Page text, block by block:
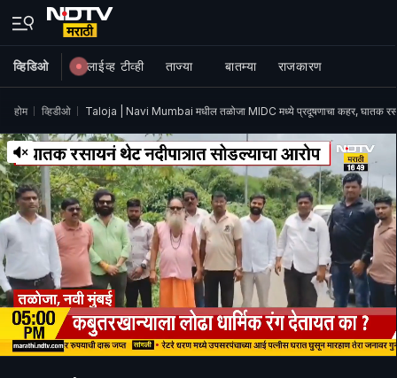
व्हिडिओ लाईव्ह टीव्ही ताज्या बातम्या राजकारण
होम व्हिडीओ Taloja | Navi Mumbai मधील तळोजा MIDC मध्ये प्रदूषणाचा कहर, घातक